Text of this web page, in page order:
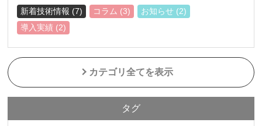
新着技術情報 (7) コラム (3)
お知らせ (2)
導入実績 (2)
カテゴリ全てを表示
タグ